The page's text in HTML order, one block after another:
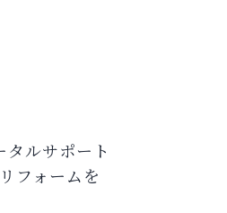
ルサポート
フォームを